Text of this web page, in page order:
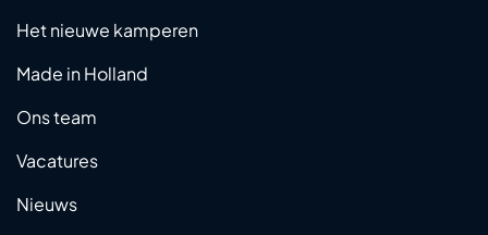
Het nieuwe kamperen
Made in Holland
Ons team
Vacatures
Nieuws